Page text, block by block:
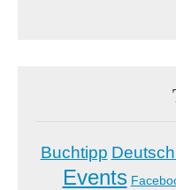
Buchtipp
Events